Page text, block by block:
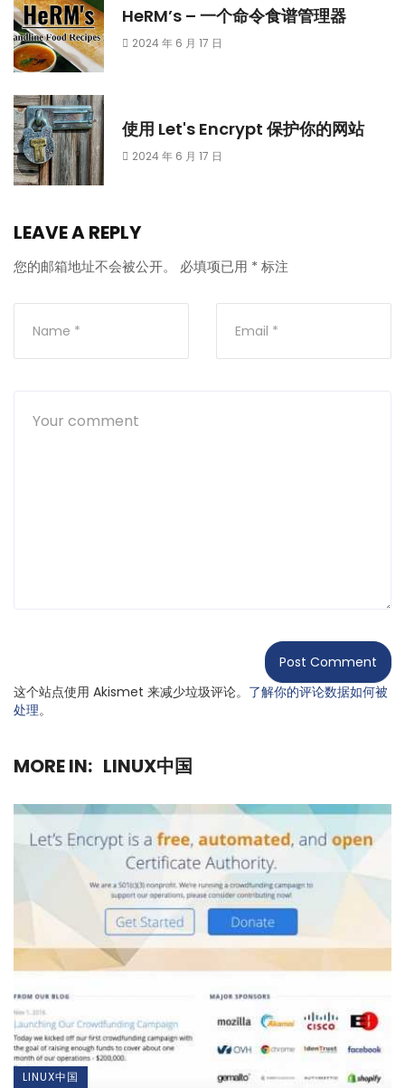
HeRM’s – 一个命令食谱管理器
2024 年 6 月 17 日
使用 Let's Encrypt 保护你的网站
2024 年 6 月 17 日
LEAVE A REPLY
您的邮箱地址不会被公开。 必填项已用 * 标注
这个站点使用 Akismet 来减少垃圾评论。 了解你的评论数据如何被
处理。
MORE IN: LINUX中国
LINUX中国